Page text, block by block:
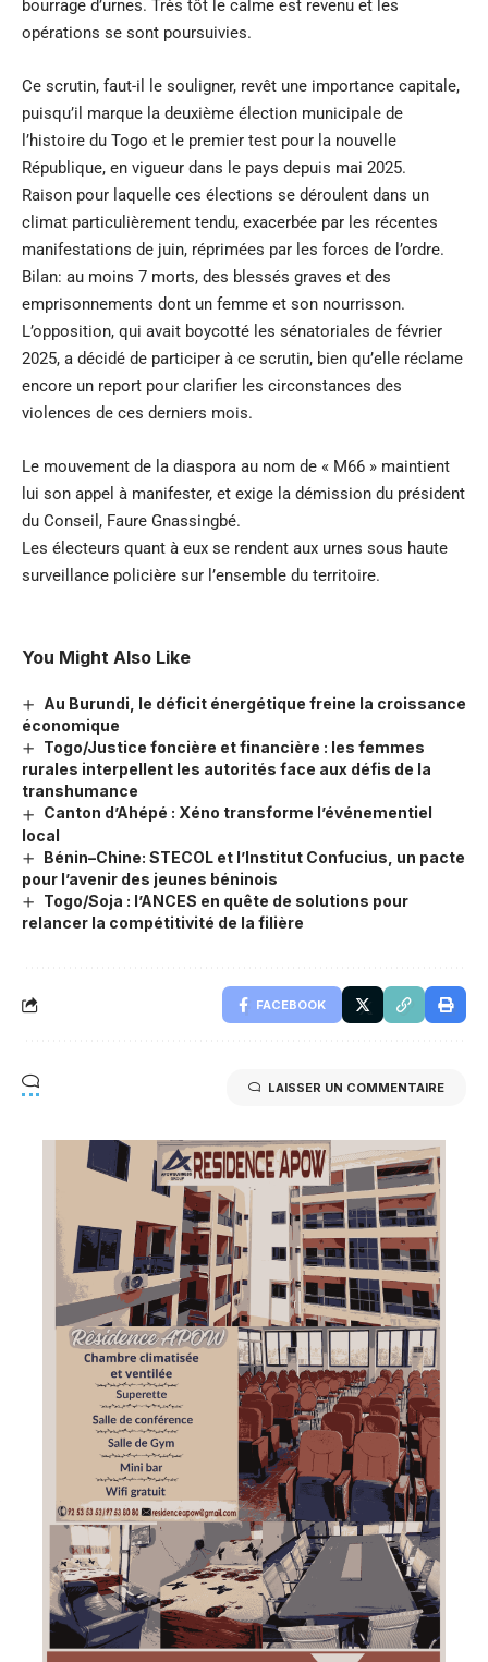
bourrage d’urnes. Très tôt le calme est revenu et les
opérations se sont poursuivies.
Ce scrutin, faut-il le souligner, revêt une importance capitale,
puisqu’il marque la deuxième élection municipale de
l’histoire du Togo et le premier test pour la nouvelle
République, en vigueur dans le pays depuis mai 2025.
Raison pour laquelle ces élections se déroulent dans un
climat particulièrement tendu, exacerbée par les récentes
manifestations de juin, réprimées par les forces de l’ordre.
Bilan: au moins 7 morts, des blessés graves et des
emprisonnements dont un femme et son nourrisson.
L’opposition, qui avait boycotté les sénatoriales de février
2025, a décidé de participer à ce scrutin, bien qu’elle réclame
encore un report pour clarifier les circonstances des
violences de ces derniers mois.
Le mouvement de la diaspora au nom de « M66 » maintient
lui son appel à manifester, et exige la démission du président
du Conseil, Faure Gnassingbé.
Les électeurs quant à eux se rendent aux urnes sous haute
surveillance policière sur l’ensemble du territoire.
You Might Also Like
Au Burundi, le déficit énergétique freine la croissance
économique
Togo/Justice foncière et financière : les femmes
rurales interpellent les autorités face aux défis de la
transhumance
Canton d’Ahépé : Xéno transforme l’événementiel
local
Bénin–Chine: STECOL et l’Institut Confucius, un pacte
pour l’avenir des jeunes béninois
Togo/Soja : l’ANCES en quête de solutions pour
relancer la compétitivité de la filière
FACEBOOK
LAISSER UN COMMENTAIRE